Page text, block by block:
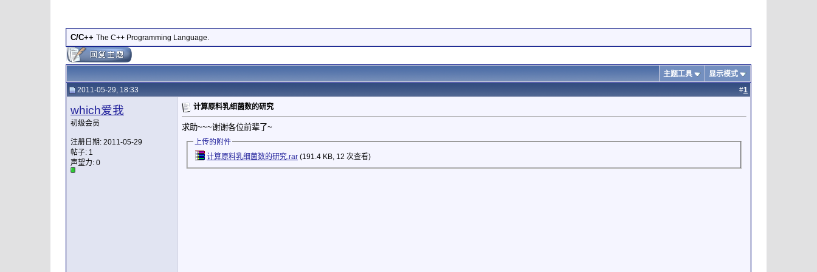
C/C++ The C++ Programming Language.
主题工具
显示模式
2011-05-29, 18:33
#1
which爱我
初级会员
注册日期: 2011-05-29
帖子: 1
声望力: 0
计算原料乳细菌数的研究
求助~~~谢谢各位前辈了~
上传的附件
计算原料乳细菌数的研究.rar(191.4 KB, 12 次查看)